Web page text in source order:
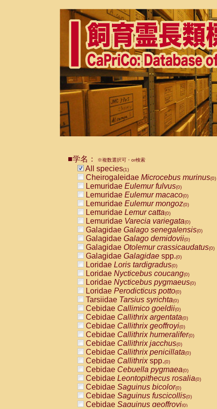
■学名： ※複数選択可・or検索
All species(1)
Cheirogaleidae Microcebus murinus(0)
Lemuridae Eulemur fulvus(0)
Lemuridae Eulemur macaco(0)
Lemuridae Eulemur mongoz(0)
Lemuridae Lemur catta(0)
Lemuridae Varecia variegata(0)
Galagidae Galago senegalensis(0)
Galagidae Galago demidovii(0)
Galagidae Otolemur crassicaudatus(0)
Galagidae Galagidae spp.(0)
Loridae Loris tardigradus(0)
Loridae Nycticebus coucang(0)
Loridae Nycticebus pygmaeus(0)
Loridae Perodicticus potto(0)
Tarsiidae Tarsius syrichta(0)
Cebidae Callimico goeldii(0)
Cebidae Callithrix argentata(0)
Cebidae Callithrix geoffroyi(0)
Cebidae Callithrix humeralifer(0)
Cebidae Callithrix jacchus(0)
Cebidae Callithrix penicillata(0)
Cebidae Callithrixspp.(0)
Cebidae Cebuella pygmaea(0)
Cebidae Leontopithecus rosalia(0)
Cebidae Saguinus bicolor(0)
Cebidae Saguinus fuscicollis(0)
Cebidae Saguinus geoffroyi(0)